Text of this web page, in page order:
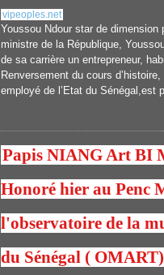
vipeoples.net
Youssou Ndour star de dimension
ministre de la République,
de sa carrière un entrepreneur,
Renversement du cours
employé de l’Etat du Sénégal,est
Papis NIANG Art BI
Honoré hier au Penc
l'observatoire de la
du Sénégal ( OMART)